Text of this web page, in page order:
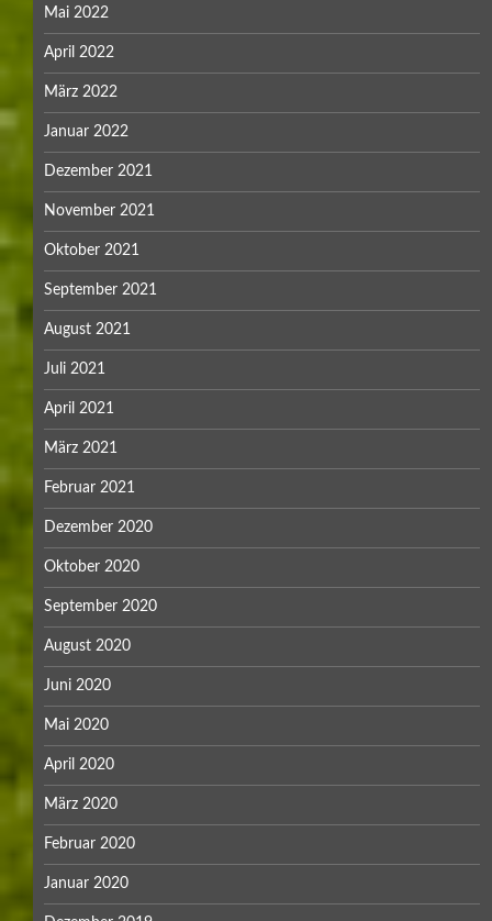
Mai 2022
April 2022
März 2022
Januar 2022
Dezember 2021
November 2021
Oktober 2021
September 2021
August 2021
Juli 2021
April 2021
März 2021
Februar 2021
Dezember 2020
Oktober 2020
September 2020
August 2020
Juni 2020
Mai 2020
April 2020
März 2020
Februar 2020
Januar 2020